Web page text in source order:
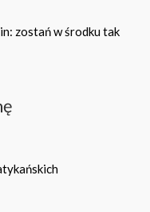
zostań w środku tak